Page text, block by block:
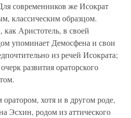
современни­ков же Исократ
классическим образцом.
как Аристотель, в своей
упоминает Демосфена и свои
из речей Исократа;
развития ораторского
хотя и в другом ро­де,
Эсхин, родом из аттического